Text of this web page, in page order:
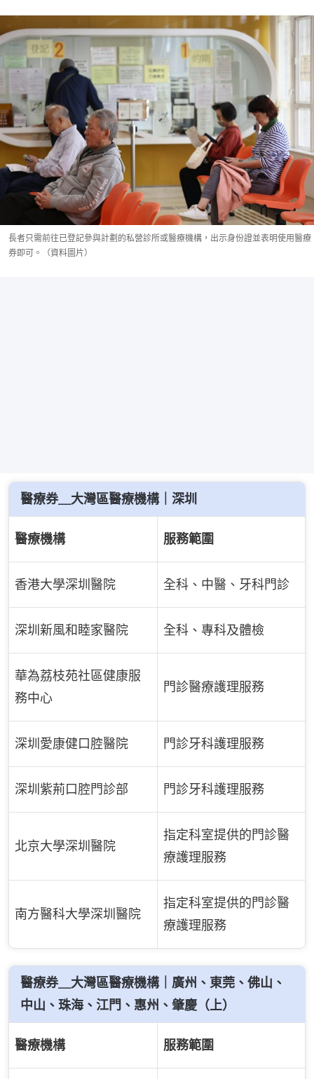
長者只需前往已登記參與計劃的私營診所或醫療機構，出示身份證並表明使用醫療
券即可。（資料圖片）
醫療券＿大灣區醫療機構｜深圳
醫療機構 服務範圍
香港大學深圳醫院 全科、中醫、牙科門診
深圳新風和睦家醫院 全科、專科及體檢
華為荔枝苑社區健康服
務中心
門診醫療護理服務
深圳愛康健口腔醫院 門診牙科護理服務
深圳紫荊口腔門診部 門診牙科護理服務
北京大學深圳醫院
指定科室提供的門診醫
療護理服務
南方醫科大學深圳醫院
指定科室提供的門診醫
療護理服務
醫療券＿大灣區醫療機構｜廣州、東莞、佛山、
中山、珠海、江門、惠州、肇慶（上）
醫療機構 服務範圍